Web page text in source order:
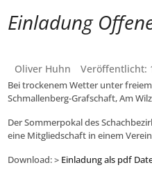
Einladung
Oliver Huhn Veröffentlicht:
Bei trockenem Wetter unter
Schmallenberg-Grafschaft, Am
Der Sommerpokal des
eine Mitgliedschaft in einem
Download: > Einladung als pdf